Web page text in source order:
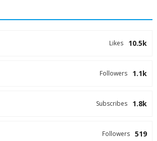
10.5k
Likes
1.1k
Followers
1.8k
Subscribes
519
Followers